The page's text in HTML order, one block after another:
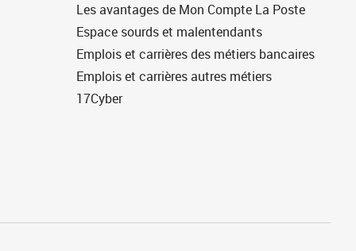
Les avantages de Mon Compte La Poste
Espace sourds et malentendants
Emplois et carrières des métiers bancaires
Emplois et carrières autres métiers
17Cyber